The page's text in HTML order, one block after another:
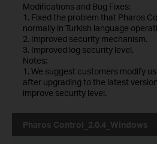
Modifications and Bug Fixes:
1. Fixed the problem that Pharos
normally in Turkish language
2. Improved security mechanism.
3. Improved log security level.
Notes:
1. We suggest customers modify
after upgrading to the latest
improve security level.
Pharos Control_2.0.4_Windows